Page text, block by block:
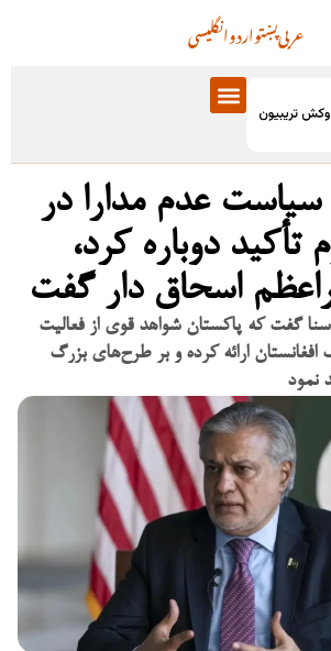
انگلیسیاردوپښتوعربی
سیاست عدم مدارا در
تأکید دوباره کرد،
گفت که پاکستان شواهد قوی از فعالیت
افغانستان ارائه کرده و بر طرح‌های بزرگ